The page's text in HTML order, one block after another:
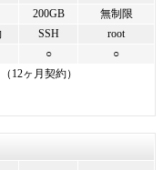
200GB
無制限
SSH
root
○
○
12ヶ月契約）